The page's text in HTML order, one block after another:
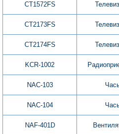
CT1572FS
CT2173FS
CT2174FS
KCR-1002
NAC-103
NAC-104
NAF-401D